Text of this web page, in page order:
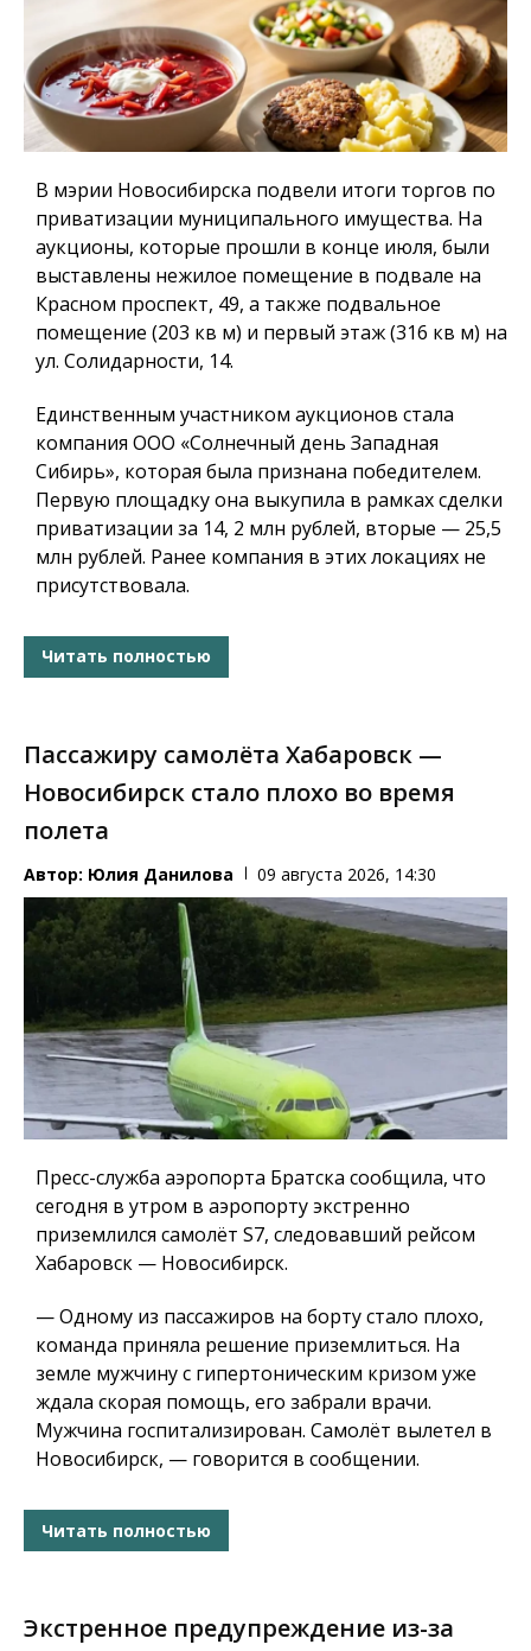
В мэрии Новосибирска подвели итоги торгов по
приватизации муниципального имущества. На
аукционы, которые прошли в конце июля, были
выставлены нежилое помещение в подвале на
Красном проспект, 49, а также подвальное
помещение (203 кв м) и первый этаж (316 кв м) на
ул. Солидарности, 14.
Единственным участником аукционов стала
компания ООО «Солнечный день Западная
Сибирь», которая была признана победителем.
Первую площадку она выкупила в рамках сделки
приватизации за 14, 2 млн рублей, вторые — 25,5
млн рублей. Ранее компания в этих локациях не
присутствовала.
Читать полностью
Пассажиру самолёта Хабаровск —
Новосибирск стало плохо во время
полета
Автор: Юлия Данилова 09 августа 2026, 14:30
Пресс-служба аэропорта Братска сообщила, что
сегодня в утром в аэропорту экстренно
приземлился самолёт S7, следовавший рейсом
Хабаровск — Новосибирск.
— Одному из пассажиров на борту стало плохо,
команда приняла решение приземлиться. На
земле мужчину с гипертоническим кризом уже
ждала скорая помощь, его забрали врачи.
Мужчина госпитализирован. Самолёт вылетел в
Новосибирск, — говорится в сообщении.
Читать полностью
Экстренное предупреждение из-за